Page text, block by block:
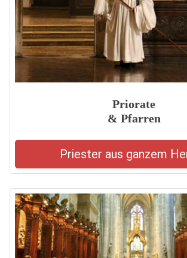
Priorate
& Pfarren
Priester aus ganzem